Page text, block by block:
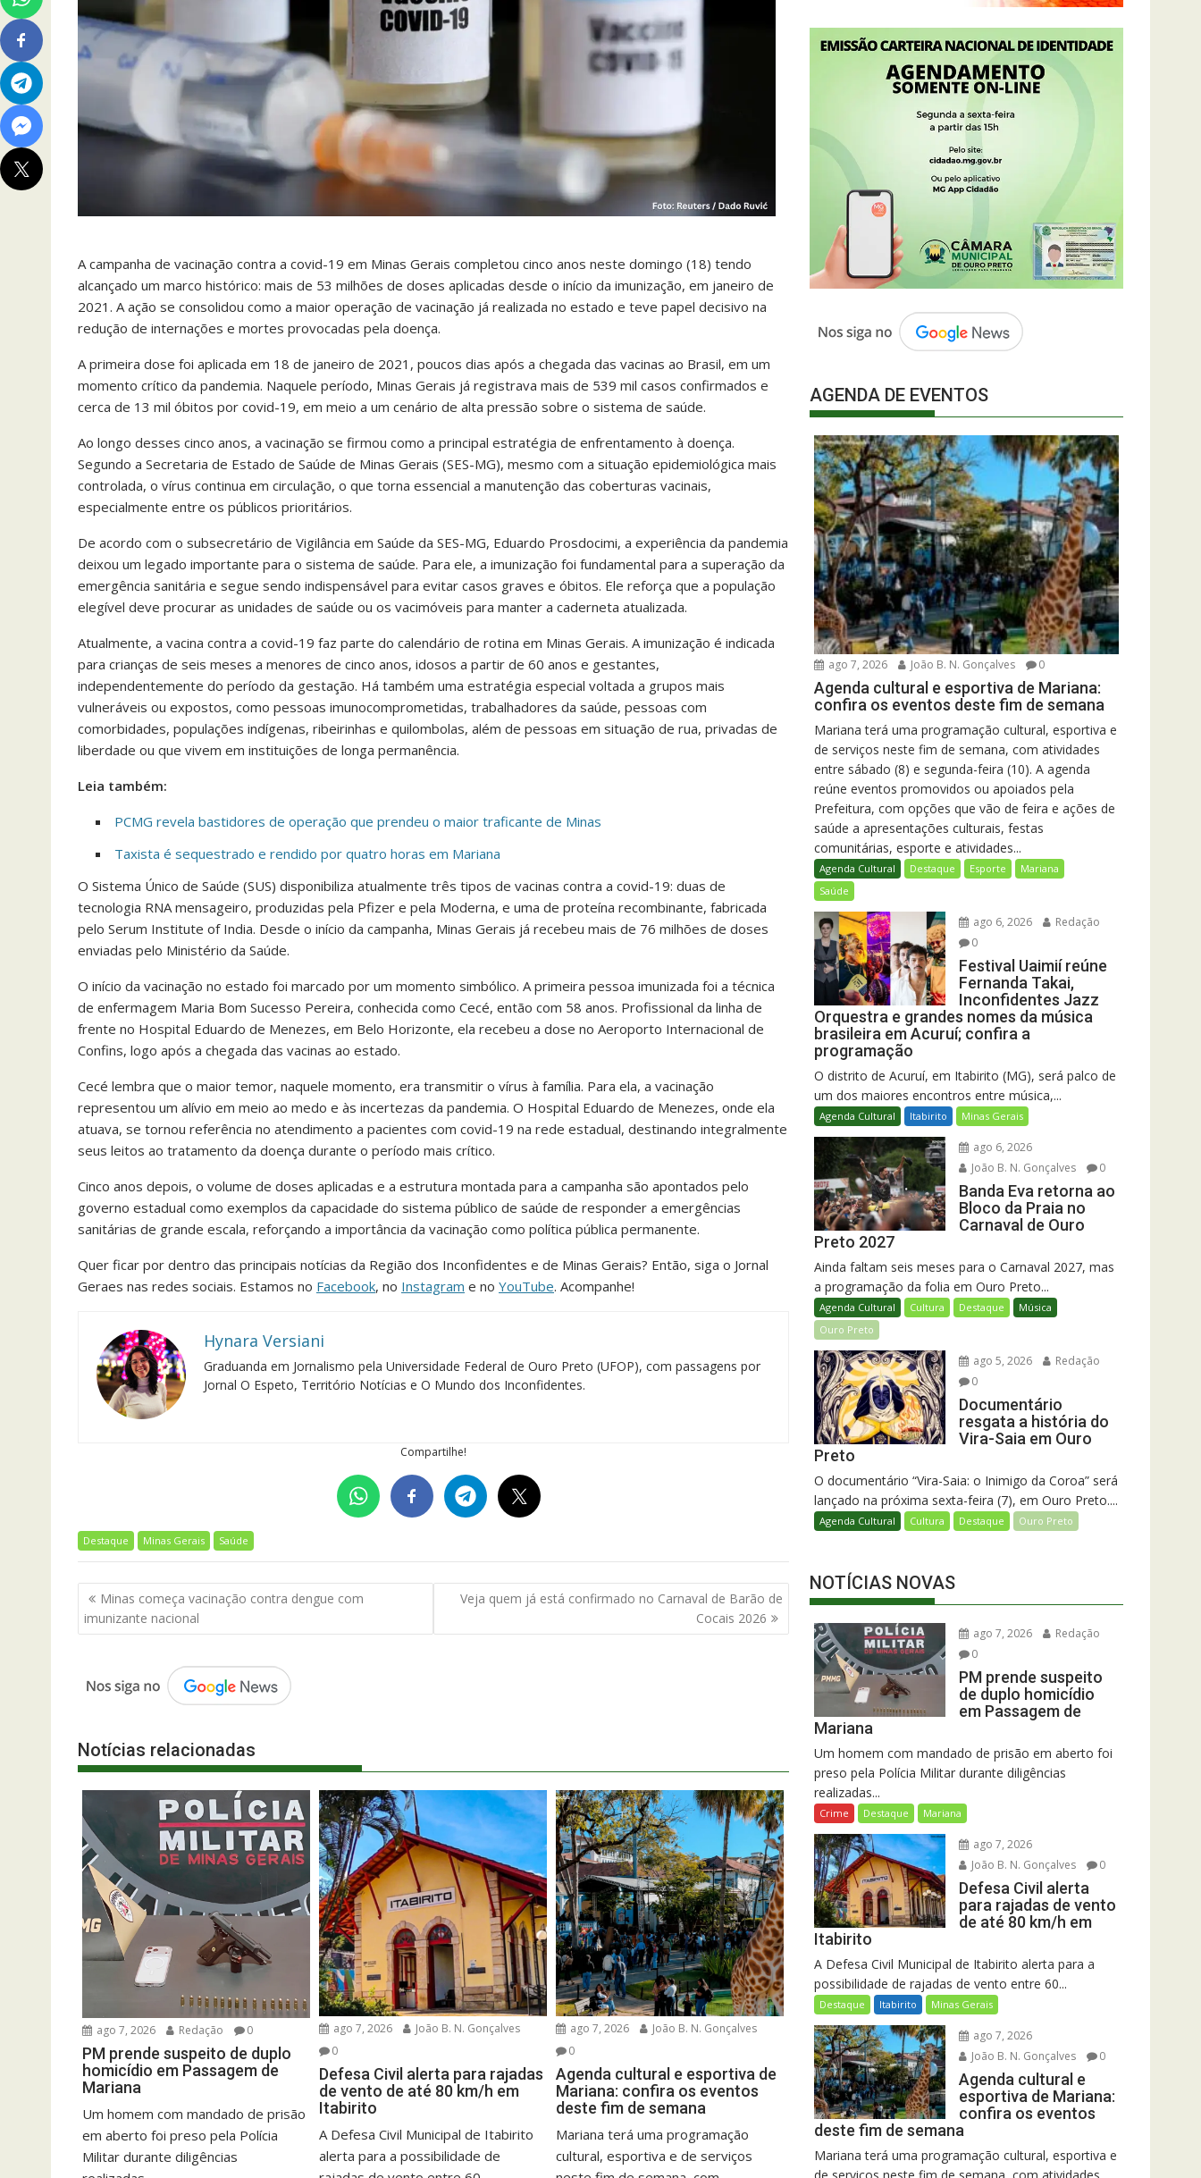
A campanha de vacinação contra a covid-19 em Minas Gerais completou cinco anos neste domingo (18) tendo
alcançado um marco histórico: mais de 53 milhões de doses aplicadas desde o início da imunização, em janeiro de
2021. A ação se consolidou como a maior operação de vacinação já realizada no estado e teve papel decisivo na
redução de internações e mortes provocadas pela doença.
A primeira dose foi aplicada em 18 de janeiro de 2021, poucos dias após a chegada das vacinas ao Brasil, em um
momento crítico da pandemia. Naquele período, Minas Gerais já registrava mais de 539 mil casos confirmados e
cerca de 13 mil óbitos por covid-19, em meio a um cenário de alta pressão sobre o sistema de saúde.
Ao longo desses cinco anos, a vacinação se firmou como a principal estratégia de enfrentamento à doença.
Segundo a Secretaria de Estado de Saúde de Minas Gerais (SES-MG), mesmo com a situação epidemiológica mais
controlada, o vírus continua em circulação, o que torna essencial a manutenção das coberturas vacinais,
especialmente entre os públicos prioritários.
De acordo com o subsecretário de Vigilância em Saúde da SES-MG, Eduardo Prosdocimi, a experiência da pandemia
deixou um legado importante para o sistema de saúde. Para ele, a imunização foi fundamental para a superação da
emergência sanitária e segue sendo indispensável para evitar casos graves e óbitos. Ele reforça que a população
elegível deve procurar as unidades de saúde ou os vacimóveis para manter a caderneta atualizada.
Atualmente, a vacina contra a covid-19 faz parte do calendário de rotina em Minas Gerais. A imunização é indicada
para crianças de seis meses a menores de cinco anos, idosos a partir de 60 anos e gestantes,
independentemente do período da gestação. Há também uma estratégia especial voltada a grupos mais
vulneráveis ou expostos, como pessoas imunocomprometidas, trabalhadores da saúde, pessoas com
comorbidades, populações indígenas, ribeirinhas e quilombolas, além de pessoas em situação de rua, privadas de
liberdade ou que vivem em instituições de longa permanência.
Leia também:
PCMG revela bastidores de operação que prendeu o maior traficante de Minas
Taxista é sequestrado e rendido por quatro horas em Mariana
O Sistema Único de Saúde (SUS) disponibiliza atualmente três tipos de vacinas contra a covid-19: duas de
tecnologia RNA mensageiro, produzidas pela Pfizer e pela Moderna, e uma de proteína recombinante, fabricada
pelo Serum Institute of India. Desde o início da campanha, Minas Gerais já recebeu mais de 76 milhões de doses
enviadas pelo Ministério da Saúde.
O início da vacinação no estado foi marcado por um momento simbólico. A primeira pessoa imunizada foi a técnica
de enfermagem Maria Bom Sucesso Pereira, conhecida como Cecé, então com 58 anos. Profissional da linha de
frente no Hospital Eduardo de Menezes, em Belo Horizonte, ela recebeu a dose no Aeroporto Internacional de
Confins, logo após a chegada das vacinas ao estado.
Cecé lembra que o maior temor, naquele momento, era transmitir o vírus à família. Para ela, a vacinação
representou um alívio em meio ao medo e às incertezas da pandemia. O Hospital Eduardo de Menezes, onde ela
atuava, se tornou referência no atendimento a pacientes com covid-19 na rede estadual, destinando integralmente
seus leitos ao tratamento da doença durante o período mais crítico.
Cinco anos depois, o volume de doses aplicadas e a estrutura montada para a campanha são apontados pelo
governo estadual como exemplos da capacidade do sistema público de saúde de responder a emergências
sanitárias de grande escala, reforçando a importância da vacinação como política pública permanente.
Quer ficar por dentro das principais notícias da Região dos Inconfidentes e de Minas Gerais? Então, siga o Jornal
Geraes nas redes sociais. Estamos no Facebook, no Instagram e no YouTube. Acompanhe!
Hynara Versiani
Graduanda em Jornalismo pela Universidade Federal de Ouro Preto (UFOP), com passagens por
Jornal O Espeto, Território Notícias e O Mundo dos Inconfidentes.
Compartilhe!
Destaque Minas Gerais Saúde
Navegação
de
Post
Minas começa vacinação contra dengue com
imunizante nacional
Veja quem já está confirmado no Carnaval de Barão de
Cocais 2026
Notícias relacionadas
ago 7, 2026 Redação 0
PM prende suspeito de duplo
homicídio em Passagem de
Mariana
Um homem com mandado de prisão
em aberto foi preso pela Polícia
Militar durante diligências
ago 7, 2026
João B. N. Gonçalves
0
Defesa Civil alerta para rajadas
de vento de até 80 km/h em
Itabirito
A Defesa Civil Municipal de Itabirito
alerta para a possibilidade de
ago 7, 2026
João B. N. Gonçalves
0
Agenda cultural e esportiva de
Mariana: confira os eventos
deste fim de semana
Mariana terá uma programação
cultural, esportiva e de serviços
AGENDA DE EVENTOS
ago 7, 2026 João B. N. Gonçalves 0
Agenda cultural e esportiva de Mariana:
confira os eventos deste fim de semana
Mariana terá uma programação cultural, esportiva e
de serviços neste fim de semana, com atividades
entre sábado (8) e segunda-feira (10). A agenda
reúne eventos promovidos ou apoiados pela
Prefeitura, com opções que vão de feira e ações de
saúde a apresentações culturais, festas
comunitárias, esporte e atividades...
Agenda Cultural Destaque Esporte
Mariana
Saúde
ago 6, 2026
Redação
0
Festival Uaimií reúne
Fernanda Takai,
Inconfidentes Jazz
Orquestra e grandes nomes da música
brasileira em Acuruí; confira a
programação
O distrito de Acuruí, em Itabirito (MG), será palco de
um dos maiores encontros entre música,...
Agenda Cultural Itabirito Minas Gerais
ago 6, 2026
João B. N. Gonçalves
0
Banda Eva retorna ao
Bloco da Praia no
Carnaval de Ouro
Preto 2027
Ainda faltam seis meses para o Carnaval 2027, mas
a programação da folia em Ouro Preto...
Agenda Cultural Cultura Destaque
Música
Ouro Preto
ago 5, 2026
Redação
0
Documentário
resgata a história do
Vira-Saia em Ouro
Preto
O documentário “Vira-Saia: o Inimigo da Coroa” será
lançado na próxima sexta-feira (7), em Ouro Preto....
Agenda Cultural Cultura Destaque Ouro Preto
NOTÍCIAS NOVAS
ago 7, 2026
Redação
0
PM prende suspeito
de duplo homicídio
em Passagem de
Mariana
Um homem com mandado de prisão em aberto foi
preso pela Polícia Militar durante diligências
realizadas...
Crime Destaque Mariana
ago 7, 2026
João B. N. Gonçalves
0
Defesa Civil alerta
para rajadas de vento
de até 80 km/h em
Itabirito
A Defesa Civil Municipal de Itabirito alerta para a
possibilidade de rajadas de vento entre 60...
Destaque Itabirito Minas Gerais
ago 7, 2026
João B. N. Gonçalves
0
Agenda cultural e
esportiva de Mariana:
confira os eventos
deste fim de semana
Mariana terá uma programação cultural, esportiva e